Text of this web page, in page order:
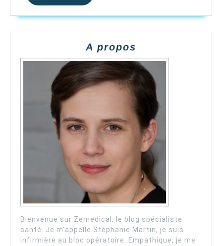
PLUS
A propos
Bienvenue sur Zemedical, le blog spécialiste
santé. Je m’appelle Stéphanie Martin, je suis
infirmière au bloc opératoire. Empathique, je me